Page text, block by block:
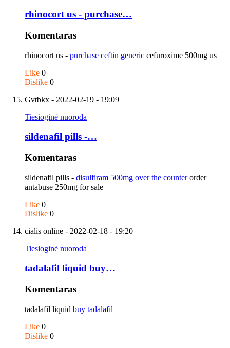
rhinocort us - purchase…
Komentaras
rhinocort us - purchase ceftin generic cefuroxime 500mg us
Like 0
Dislike 0
Gvtbkx - 2022-02-19 - 19:09
Tiesioginė nuoroda
sildenafil pills -…
Komentaras
sildenafil pills - disulfiram 500mg over the counterorder
antabuse 250mg for sale
Like 0
Dislike 0
cialis online - 2022-02-18 - 19:20
Tiesioginė nuoroda
tadalafil liquid buy…
Komentaras
tadalafil liquid buy tadalafil
Like 0
Dislike 0